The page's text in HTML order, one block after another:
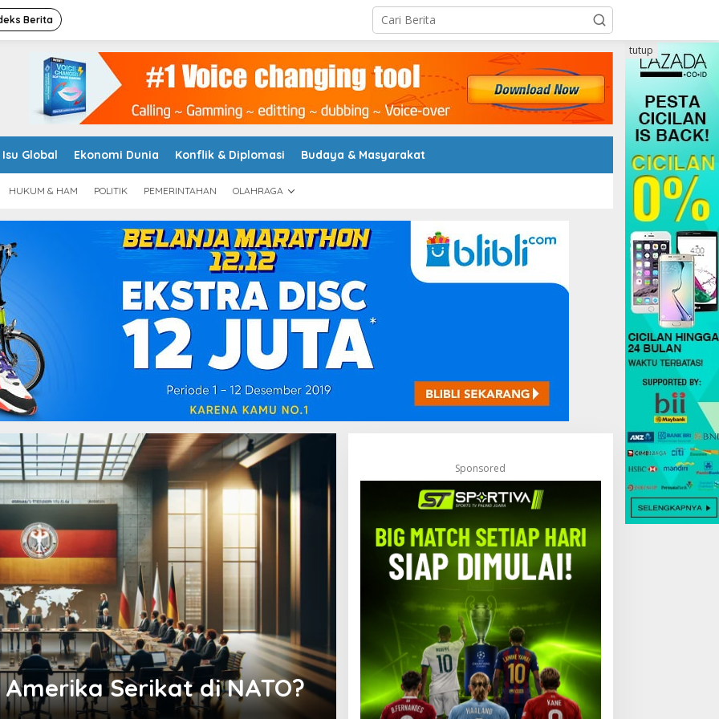
Berita
Isu Global Ekonomi Dunia Konflik & Diplomasi Budaya & Masyarakat
HUKUM & HAM POLITIK PEMERINTAHAN OLAHRAGA
tutup
Serikat di NATO?
Sponsored